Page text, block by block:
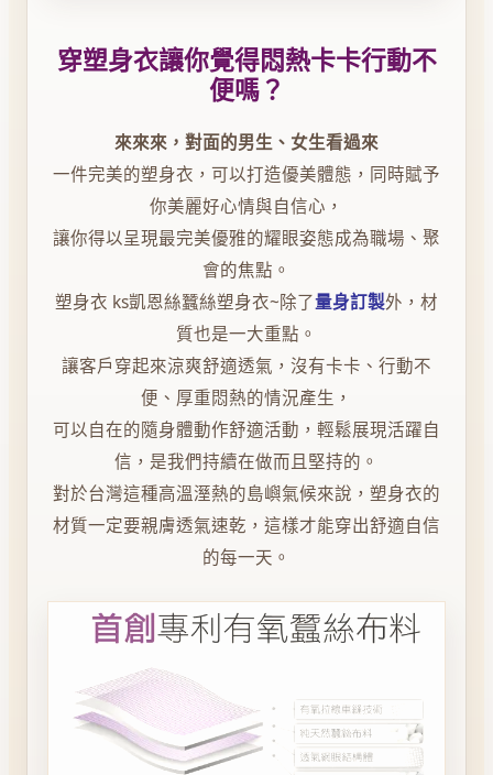
穿塑身衣讓你覺得悶熱卡卡行動不
便嗎？
來來來，對面的男生、女生看過來
一件完美的塑身衣，可以打造優美體態，同時賦予
你美麗好心情與自信心，
讓你得以呈現最完美優雅的耀眼姿態成為職場、聚
會的焦點。
塑身衣 ks凱恩絲蠶絲塑身衣~除了量身訂製外，材
質也是一大重點。
讓客戶穿起來涼爽舒適透氣，沒有卡卡、行動不
便、厚重悶熱的情況產生，
可以自在的隨身體動作舒適活動，輕鬆展現活躍自
信，是我們持續在做而且堅持的。
對於台灣這種高溫溼熱的島嶼氣候來說，塑身衣的
材質一定要親膚透氣速乾，這樣才能穿出舒適自信
的每一天。